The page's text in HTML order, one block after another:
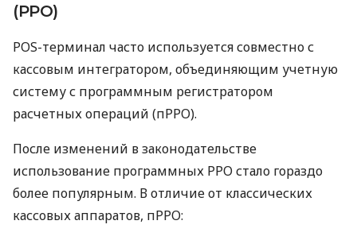
(РРО)
POS-терминал часто используется совместно с
кассовым интегратором, объединяющим учетную
систему с программным регистратором
расчетных операций (пРРО).
После изменений в законодательстве
использование программных РРО стало гораздо
более популярным. В отличие от классических
кассовых аппаратов, пРРО: